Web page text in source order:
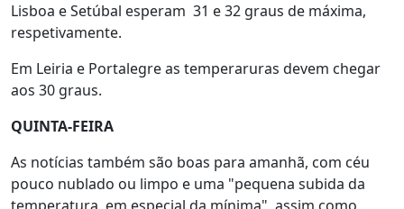
Lisboa e Setúbal esperam 31 e 32 graus de máxima,
respetivamente.
Em Leiria e Portalegre as temperaruras devem chegar
aos 30 graus.
QUINTA-FEIRA
As notícias também são boas para amanhã, com céu
pouco nublado ou limpo e uma "pequena subida da